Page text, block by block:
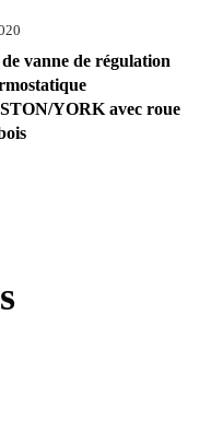
vanne de régulation
YORK avec roue